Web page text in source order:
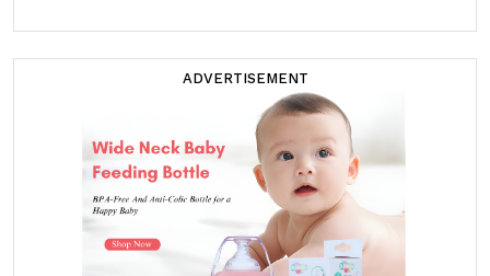
ADVERTISEMENT